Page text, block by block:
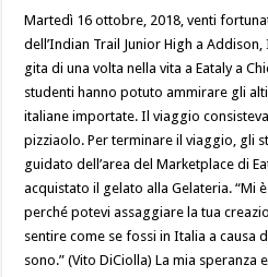
Martedì 16 ottobre, 2018, venti
dell’Indian Trail Junior High a
gita di una volta nella vita a Eataly a
studenti hanno potuto ammirare gli
italiane importate. Il viaggio
pizziaolo. Per terminare il viaggio, gli
guidato dell’area del Marketplace di
acquistato il gelato alla Gelateria. “Mi
perché potevi assaggiare la tua
sentire come se fossi in Italia a causa
sono.” (Vito DiCiolla) La mia speranza